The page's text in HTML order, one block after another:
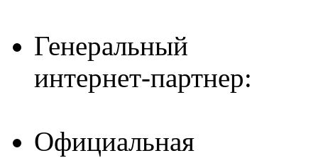
Генеральный
интернет-партнер:
Официальная